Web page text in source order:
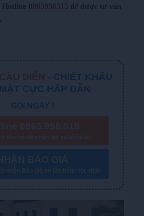
0865956515
CHIẾT KHẤU
CỰC HẤP DẪN
GỌI NGAY !